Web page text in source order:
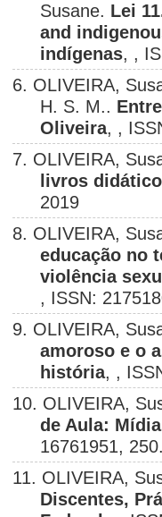
Susane. Lei
and
indígenas, ,
6. OLIVEIRA,
H. S. M..
Oliveira, ,
7. OLIVEIRA,
livros
2019
8. OLIVEIRA,
educação no
violência
, ISSN:
9. OLIVEIRA,
amoroso e o
história, ,
10. OLIVEIRA,
de Aula:
16761951,
11. OLIVEIRA,
Discentes,